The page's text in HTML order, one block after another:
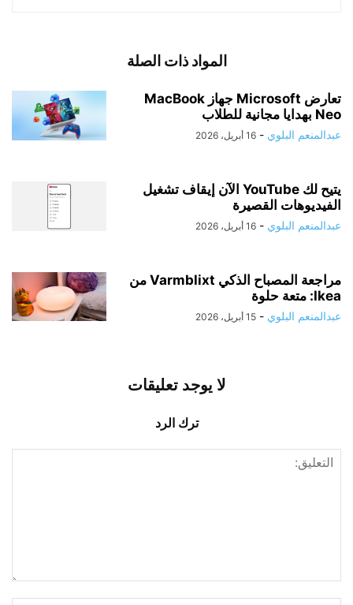
المواد ذات الصلة
تعارض Microsoft جهاز MacBook
Neo بهدايا مجانية للطلاب
عبدالمنعم البلوي - 16 أبريل، 2026
يتيح لك YouTube الآن إيقاف تشغيل
الفيديوهات القصيرة
عبدالمنعم البلوي - 16 أبريل، 2026
مراجعة المصباح الذكي Varmblixt من
Ikea: متعة حلوة
عبدالمنعم البلوي - 15 أبريل، 2026
لا يوجد تعليقات
ترك الرد